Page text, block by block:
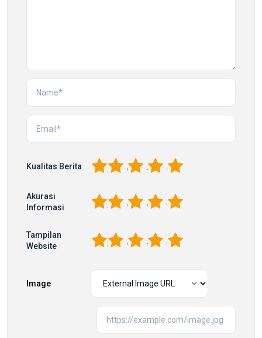
Kualitas Berita 5
4
3
2
Akurasi
Informasi
5
4
3
2
Tampilan
Website
5
4
3
2
Image